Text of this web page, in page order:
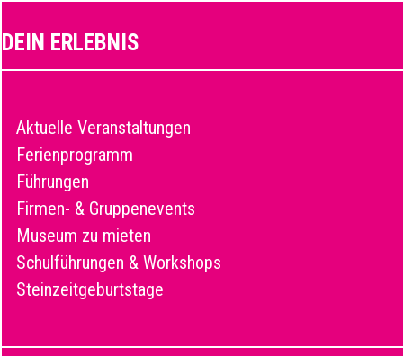
DEIN ERLEBNIS
Aktuelle Veranstaltungen
Ferienprogramm
Führungen
Firmen- & Gruppenevents
Museum zu mieten
Schulführungen & Workshops
Steinzeitgeburtstage